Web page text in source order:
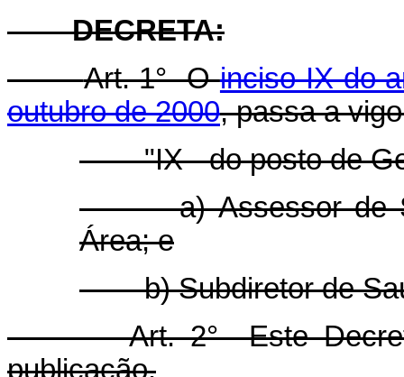
DECRETA:
Art. 1° Oinciso IX do
outubro de 2000, passa a
"IX - do posto de
a) Assessor de
Área; e
b) Subdiretor de
Art. 2° Este Decreto
publicação.